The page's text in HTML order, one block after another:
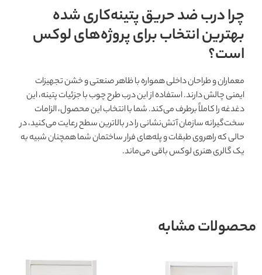
چرا درب ضد حریق پتینه‌کاری شده
بهترین انتخاب برای پروژه‌های لوکس
است؟
معماران و طراحان داخلی همواره با ظاهر صنعتی و خشن تجهیزات
ایمنی چالش دارند. استفاده از این درب طرح چوب با جزئیات پتینه، این
دغدغه را کاملاً برطرف می‌کند. شما با انتخاب این محصول، الزامات
سخت‌گیرانه سازمان آتش‌نشانی را در بالاترین سطح رعایت می‌کنید، در
حالی که راهروی طبقات و پله‌های فرار ساختمان شما همچنان شبیه به
یک گالری هنری لوکس باقی می‌ماند.
محصولات مشابه